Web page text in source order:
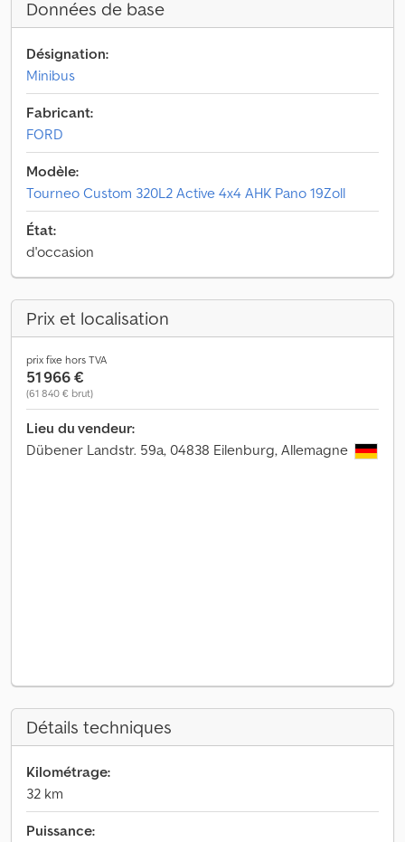
Données de base
Désignation:
Minibus
Fabricant:
FORD
Modèle:
Tourneo Custom 320L2 Active 4x4 AHK Pano 19Zoll
État:
d'occasion
Prix et localisation
prix fixe hors TVA
51 966 €
(61 840 € brut)
Lieu du vendeur:
Dübener Landstr. 59a, 04838 Eilenburg, Allemagne
Détails techniques
Kilométrage:
32 km
Puissance: